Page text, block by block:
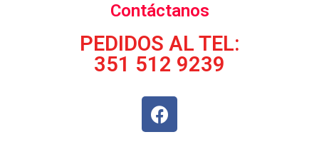
Contáctanos
PEDIDOS AL TEL:
351 512 9239